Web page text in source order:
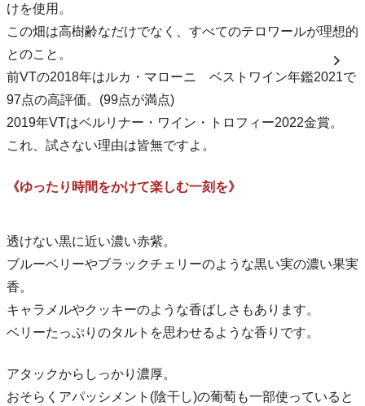
けを使用。
この畑は高樹齢なだけでなく、すべてのテロワールが理想的
とのこと。
前VTの2018年はルカ・マローニ ベストワイン年鑑2021で
97点の高評価。(99点が満点)
2019年VTはベルリナー・ワイン・トロフィー2022金賞。
これ、試さない理由は皆無ですよ。
《ゆったり時間をかけて楽しむ一刻を》
透けない黒に近い濃い赤紫。
ブルーベリーやブラックチェリーのような黒い実の濃い果実
香。
キャラメルやクッキーのような香ばしさもあります。
ベリーたっぷりのタルトを思わせるような香りです。
アタックからしっかり濃厚。
おそらくアパッシメント(陰干し)の葡萄も一部使っていると